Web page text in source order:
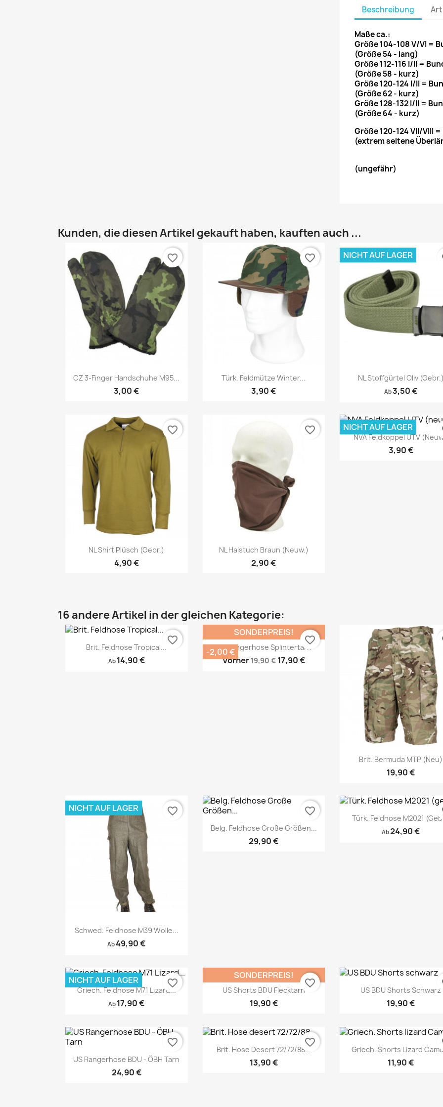
Beschreibung
Maße ca.:
Größe 104-108 V/VI =
(Größe 54 - lang)
Größe 112-116 I/II =
(Größe 58 - kurz)
Größe 120-124 I/II =
(Größe 62 - kurz)
Größe 128-132 I/II =
(Größe 64 - kurz)
Größe 120-124 VII/VIII
(extrem seltene
(ungefähr)
Kunden, die diesen Artikel gekauft haben, kauften auch ...
Vorschau
CZ 3-Finger Handschuhe M95...
3,00 €
favorite_border
Vorschau
Türk. Feldmütze Winter...
3,90 €
favorite_border
Vorschau
NL Stoffgürtel Oliv (gebr.)
Ab3,50 €
NICHT AUF LAGER
Vorschau
NL Shirt Plüsch (gebr.)
4,90 €
favorite_border
Vorschau
NL Halstuch Braun (neuw.)
2,90 €
favorite_border
NVA Feldkoppel UTV
3,90 €
NICHT AUF LAGER
16 andere Artikel in der gleichen Kategorie:
Brit. Feldhose Tropical...
Ab 14,90 €
favorite_border
US Rangerhose Splintertarn
Vorher19,90 € 17,90 €
SONDERPREIS!
-2,00 €
favorite_border
Vorschau
Brit. Bermuda MTP (neu)
19,90 €
Vorschau
Schwed. Feldhose M39 Wolle...
Ab49,90 €
NICHT AUF LAGER favorite_border
Belg. Feldhose Große Größen...
29,90 €
favorite_border
Türk. Feldhose M2021
Ab24,90 €
Griech. Feldhose M71 Lizard...
Ab 17,90 €
NICHT AUF LAGER favorite_border
US Shorts BDU Flecktarn
19,90 €
SONDERPREIS!
favorite_border
US BDU Shorts Schwarz
19,90 €
US Rangerhose BDU - ÖBH Tarn
24,90 €
favorite_border
Brit. Hose Desert 72/72/88...
13,90 €
favorite_border
Griech. Shorts Lizard
11,90 €